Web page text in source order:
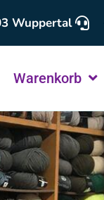
Wuppertal
Warenkorb